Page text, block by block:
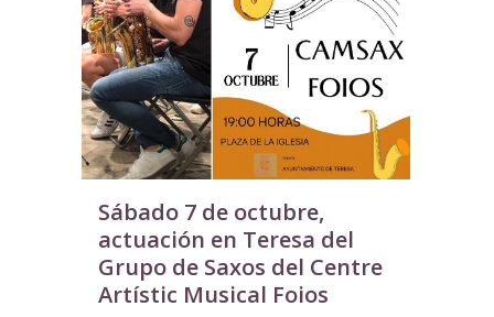
Sábado 7 de octubre,
actuación en Teresa del
Grupo de Saxos del Centre
Artístic Musical Foios